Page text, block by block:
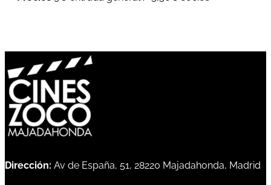
Dirección: Av de España, 51, 28220 Majadahonda, Madrid